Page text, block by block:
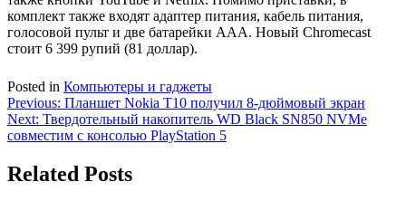
комплект также входят адаптер питания, кабель питания,
голосовой пульт и две батарейки AAA. Новый Chromecast
стоит 6 399 рупий (81 доллар).
Posted in Компьютеры и гаджеты
Навигация
по
Previous: Планшет Nokia T10 получил 8-дюймовый экран
Next: Твердотельный накопитель WD Black SN850 NVMe
совместим с консолью PlayStation 5
Related Posts